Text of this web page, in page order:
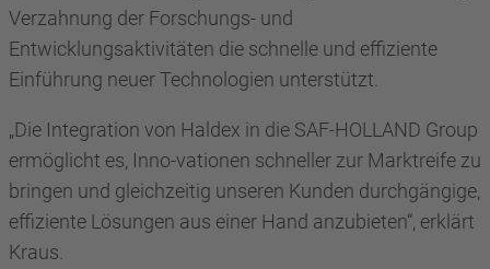
Verzahnung der Forschungs- und
Entwicklungsaktivitäten die schnelle und effiziente
Einführung neuer Technologien unterstützt.
„Die Integration von Haldex in die SAF-HOLLAND Group
ermöglicht es, Inno-vationen schneller zur Marktreife zu
bringen und gleichzeitig unseren Kunden durchgängige,
effiziente Lösungen aus einer Hand anzubieten“, erklärt
Kraus.